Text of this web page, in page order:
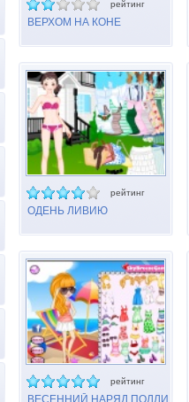
рейтинг
ВЕРХОМ НА КОНЕ
рейтинг
ОДЕНЬ ЛИВИЮ
рейтинг
ВЕСЕННИЙ НАРЯД ПОЛЛИ